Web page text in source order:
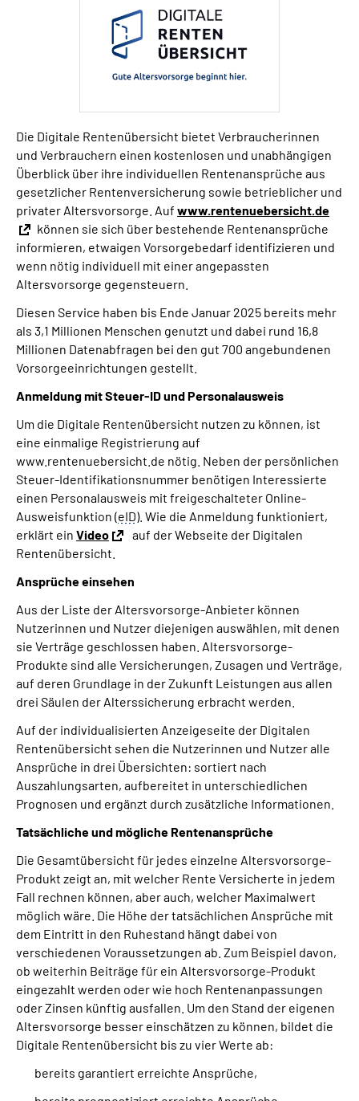
Die Digitale Rentenübersicht bietet Verbraucherinnen
und Verbrauchern einen kostenlosen und unabhängigen
Überblick über ihre individuellen Rentenansprüche aus
gesetzlicher Rentenversicherung sowie betrieblicher und
privater Altersvorsorge. Auf www.rentenuebersicht.de
können sie sich über bestehende Rentenansprüche
informieren, etwaigen Vorsorgebedarf identifizieren und
wenn nötig individuell mit einer angepassten
Altersvorsorge gegensteuern.
Diesen Service haben bis Ende Januar 2025 bereits mehr
als 3,1 Millionen Menschen genutzt und dabei rund 16,8
Millionen Datenabfragen bei den gut 700 angebundenen
Vorsorgeeinrichtungen gestellt.
Anmeldung mit Steuer-ID und Personalausweis
Um die Digitale Rentenübersicht nutzen zu können, ist
eine einmalige Registrierung auf
www.rentenuebersicht.de nötig. Neben der persönlichen
Steuer-Identifikationsnummer benötigen Interessierte
einen Personalausweis mit freigeschalteter Online-
Ausweisfunktion (eID). Wie die Anmeldung funktioniert,
erklärt ein Video
auf der Webseite der Digitalen
Rentenübersicht.
Ansprüche einsehen
Aus der Liste der Altersvorsorge-Anbieter können
Nutzerinnen und Nutzer diejenigen auswählen, mit denen
sie Verträge geschlossen haben. Altersvorsorge-
Produkte sind alle Versicherungen, Zusagen und Verträge,
auf deren Grundlage in der Zukunft Leistungen aus allen
drei Säulen der Alterssicherung erbracht werden.
Auf der individualisierten Anzeigeseite der Digitalen
Rentenübersicht sehen die Nutzerinnen und Nutzer alle
Ansprüche in drei Übersichten: sortiert nach
Auszahlungsarten, aufbereitet in unterschiedlichen
Prognosen und ergänzt durch zusätzliche Informationen.
Tatsächliche und mögliche Rentenansprüche
Die Gesamtübersicht für jedes einzelne Altersvorsorge-
Produkt zeigt an, mit welcher Rente Versicherte in jedem
Fall rechnen können, aber auch, welcher Maximalwert
möglich wäre. Die Höhe der tatsächlichen Ansprüche mit
dem Eintritt in den Ruhestand hängt dabei von
verschiedenen Voraussetzungen ab. Zum Beispiel davon,
ob weiterhin Beiträge für ein Altersvorsorge-Produkt
eingezahlt werden oder wie hoch Rentenanpassungen
oder Zinsen künftig ausfallen. Um den Stand der eigenen
Altersvorsorge besser einschätzen zu können, bildet die
Digitale Rentenübersicht bis zu vier Werte ab:
bereits garantiert erreichte Ansprüche,